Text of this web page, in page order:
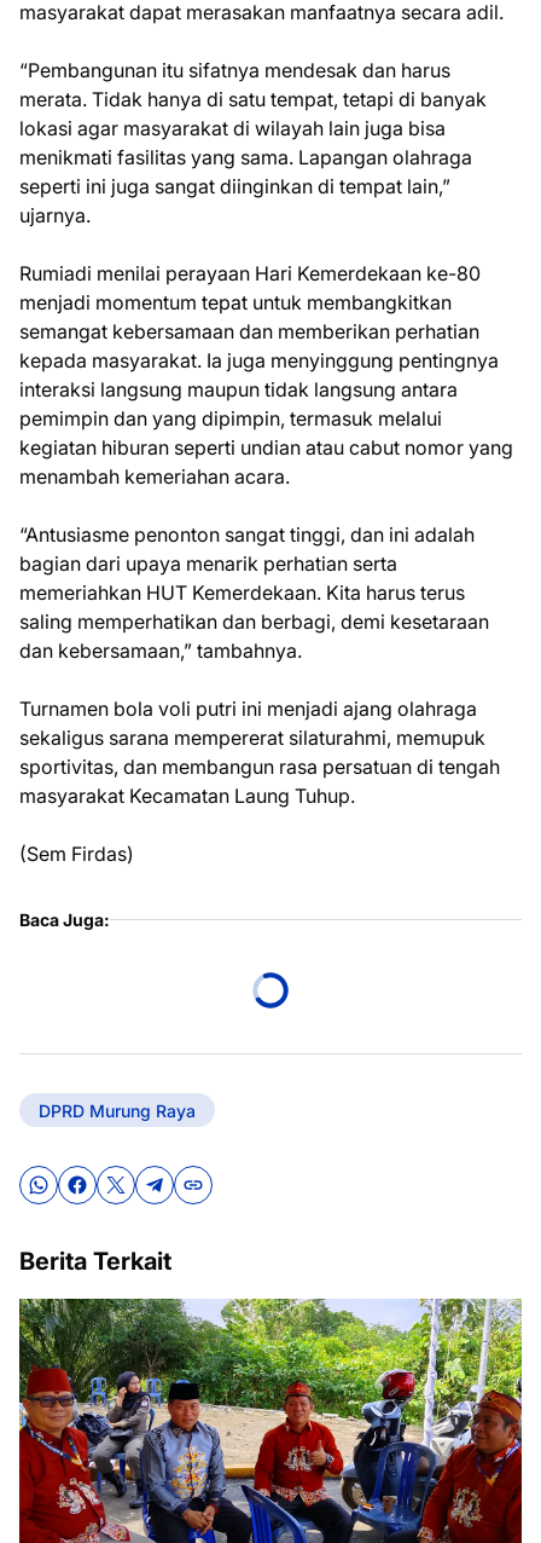
masyarakat dapat merasakan manfaatnya secara adil.
“Pembangunan itu sifatnya mendesak dan harus
merata. Tidak hanya di satu tempat, tetapi di banyak
lokasi agar masyarakat di wilayah lain juga bisa
menikmati fasilitas yang sama. Lapangan olahraga
seperti ini juga sangat diinginkan di tempat lain,”
ujarnya.
Rumiadi menilai perayaan Hari Kemerdekaan ke-80
menjadi momentum tepat untuk membangkitkan
semangat kebersamaan dan memberikan perhatian
kepada masyarakat. Ia juga menyinggung pentingnya
interaksi langsung maupun tidak langsung antara
pemimpin dan yang dipimpin, termasuk melalui
kegiatan hiburan seperti undian atau cabut nomor yang
menambah kemeriahan acara.
“Antusiasme penonton sangat tinggi, dan ini adalah
bagian dari upaya menarik perhatian serta
memeriahkan HUT Kemerdekaan. Kita harus terus
saling memperhatikan dan berbagi, demi kesetaraan
dan kebersamaan,” tambahnya.
Turnamen bola voli putri ini menjadi ajang olahraga
sekaligus sarana mempererat silaturahmi, memupuk
sportivitas, dan membangun rasa persatuan di tengah
masyarakat Kecamatan Laung Tuhup.
(Sem Firdas)
Baca Juga:
DPRD Murung Raya
Berita Terkait